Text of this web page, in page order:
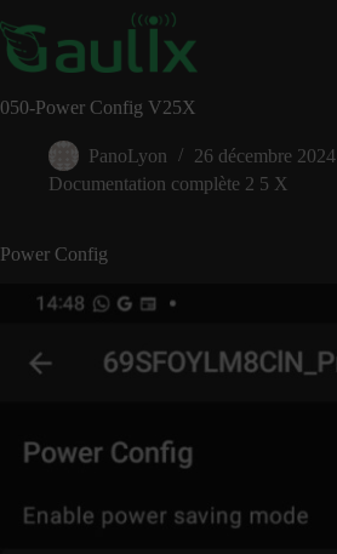
au
contenu
050-Power Config V25X
PanoLyon
26 décembre 2024
Documentation complète 2 5 X
Power Config